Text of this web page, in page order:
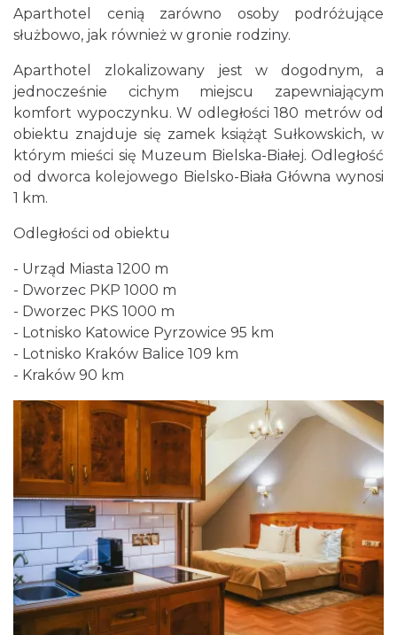
Aparthotel cenią zarówno osoby podróżujące
służbowo, jak również w gronie rodziny.
Aparthotel zlokalizowany jest w dogodnym, a
jednocześnie cichym miejscu zapewniającym
komfort wypoczynku. W odległości 180 metrów od
obiektu znajduje się zamek książąt Sułkowskich, w
którym mieści się Muzeum Bielska-Białej. Odległość
od dworca kolejowego Bielsko-Biała Główna wynosi
1 km.
Odległości od obiektu
- Urząd Miasta 1200 m
- Dworzec PKP 1000 m
- Dworzec PKS 1000 m
- Lotnisko Katowice Pyrzowice 95 km
- Lotnisko Kraków Balice 109 km
- Kraków 90 km